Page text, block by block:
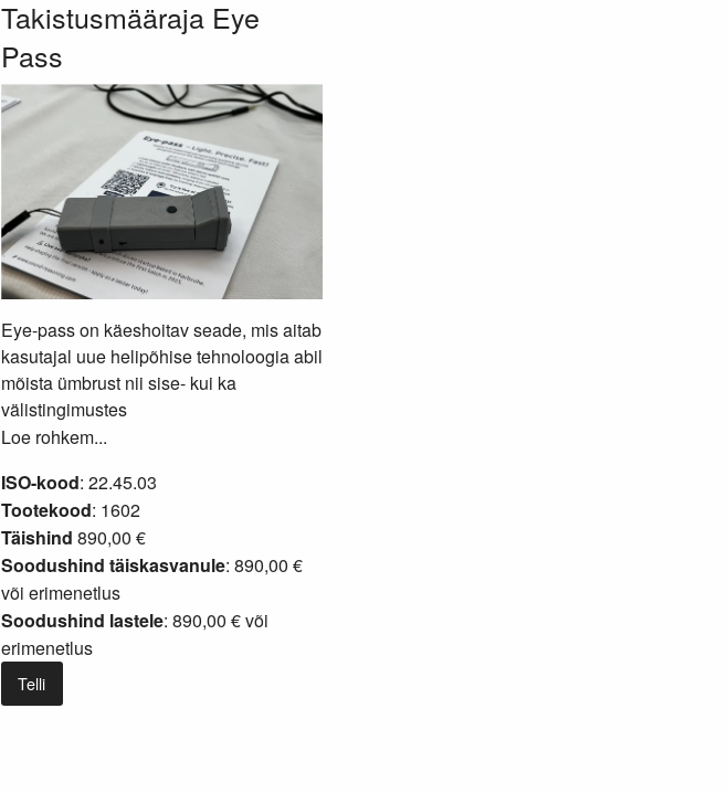
Takistusmääraja Eye
Pass
Eye-pass on käeshoitav seade, mis aitab
kasutajal uue helipõhise tehnoloogia abil
mõista ümbrust nii sise- kui ka
välistingimustes
Loe rohkem...
ISO-kood: 22.45.03
Tootekood: 1602
Täishind 890,00 €
Soodushind täiskasvanule: 890,00 €
või erimenetlus
Soodushind lastele: 890,00 € või
erimenetlus
Telli